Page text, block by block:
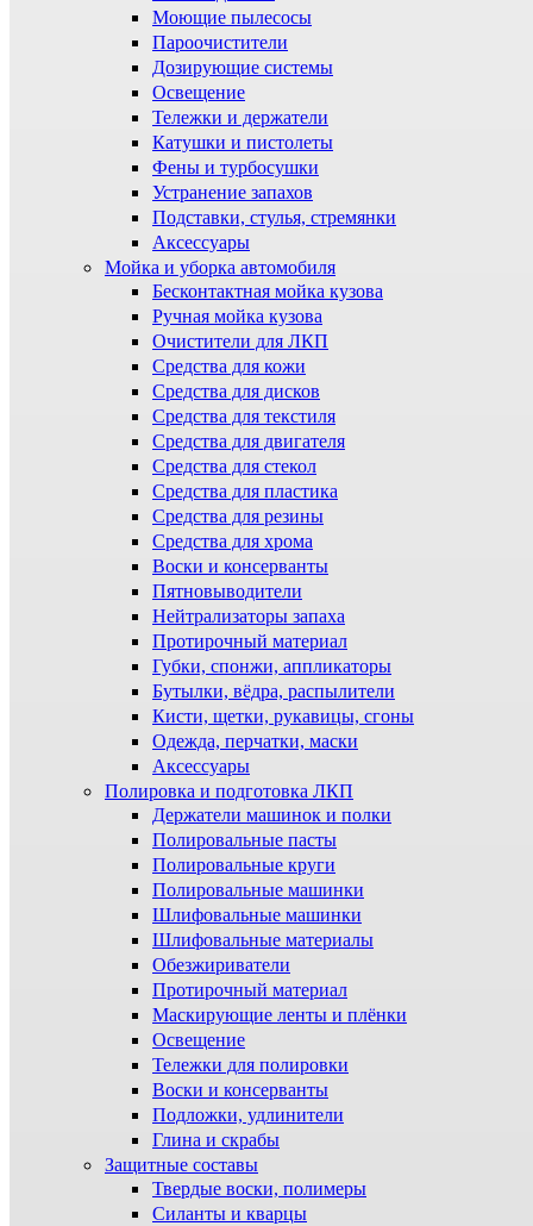
Моющие пылесосы
Пароочистители
Дозирующие системы
Освещение
Тележки и держатели
Катушки и пистолеты
Фены и турбосушки
Устранение запахов
Подставки, стулья, стремянки
Аксессуары
Мойка и уборка автомобиля
Бесконтактная мойка кузова
Ручная мойка кузова
Очистители для ЛКП
Средства для кожи
Средства для дисков
Средства для текстиля
Средства для двигателя
Средства для стекол
Средства для пластика
Средства для резины
Средства для хрома
Воски и консерванты
Пятновыводители
Нейтрализаторы запаха
Протирочный материал
Губки, спонжи, аппликаторы
Бутылки, вёдра, распылители
Кисти, щетки, рукавицы, сгоны
Одежда, перчатки, маски
Аксессуары
Полировка и подготовка ЛКП
Держатели машинок и полки
Полировальные пасты
Полировальные круги
Полировальные машинки
Шлифовальные машинки
Шлифовальные материалы
Обезжириватели
Протирочный материал
Маскирующие ленты и плёнки
Освещение
Тележки для полировки
Воски и консерванты
Подложки, удлинители
Глина и скрабы
Защитные составы
Твердые воски, полимеры
Силанты и кварцы